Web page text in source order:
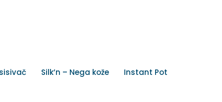
Silk’n – Nega kože
Instant Pot